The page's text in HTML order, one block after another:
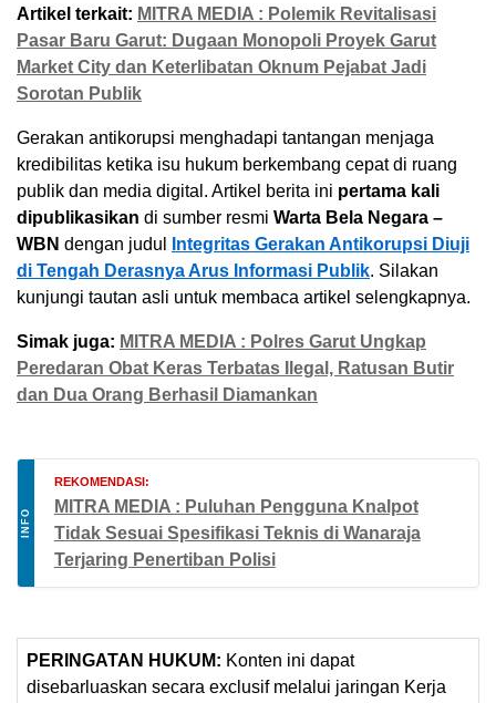
Artikel terkait: MITRA MEDIA : Polemik Revitalisasi
Pasar Baru Garut: Dugaan Monopoli Proyek Garut
Market City dan Keterlibatan Oknum Pejabat Jadi
Sorotan Publik
Gerakan antikorupsi menghadapi tantangan menjaga
kredibilitas ketika isu hukum berkembang cepat di ruang
publik dan media digital. Artikel berita ini pertama kali
dipublikasikan di sumber resmi Warta Bela Negara –
WBN dengan judul
Integritas Gerakan Antikorupsi Diuji
di Tengah Derasnya Arus Informasi Publik. Silakan
kunjungi tautan asli untuk membaca artikel selengkapnya.
Simak juga: MITRA MEDIA : Polres Garut Ungkap
Peredaran Obat Keras Terbatas Ilegal, Ratusan Butir
dan Dua Orang Berhasil Diamankan
INFO
REKOMENDASI:
MITRA MEDIA : Puluhan Pengguna Knalpot
Tidak Sesuai Spesifikasi Teknis di Wanaraja
Terjaring Penertiban Polisi
PERINGATAN HUKUM: Konten ini dapat
disebarluaskan secara exclusif melalui jaringan Kerja